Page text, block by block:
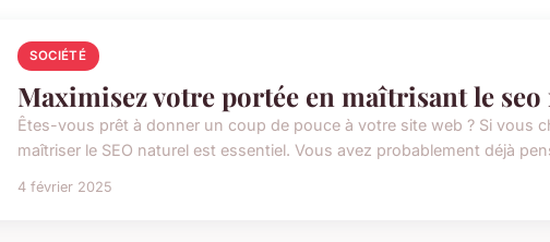
SOCIÉTÉ
Maximisez votre portée en maîtrisant le
Êtes-vous prêt à donner un coup de pouce à votre site web ? Si vous
maîtriser le SEO naturel est essentiel. Vous avez probablement déjà
4 février 2025